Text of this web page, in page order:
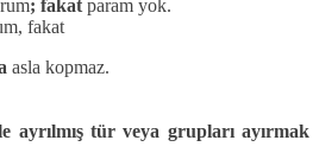
; fakat param yok.
asla kopmaz.
ayrılmış tür veya grupları ayırmak